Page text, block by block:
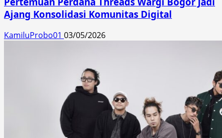
Ajang Konsolidasi Komunitas Digital
KamiluProbo01 03/05/2026